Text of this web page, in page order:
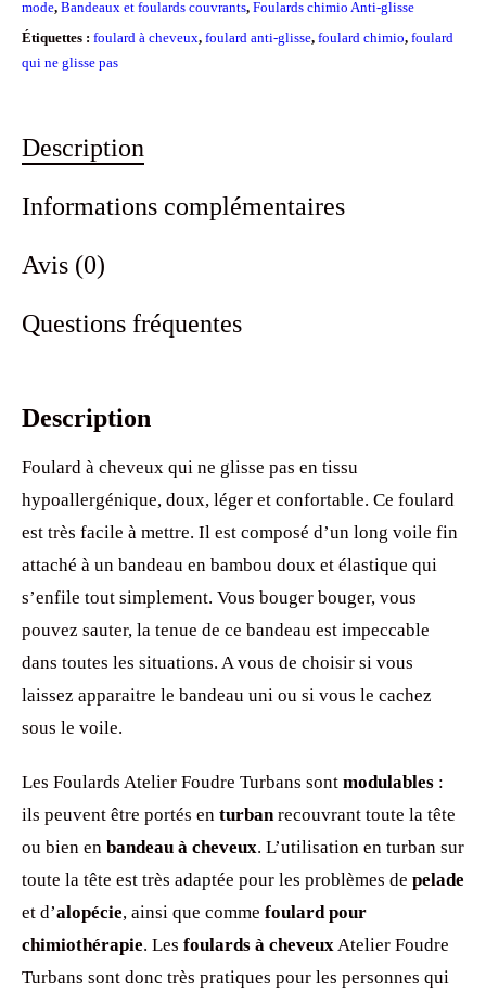
mode, Bandeaux et foulards couvrants, Foulards chimio Anti-glisse
Étiquettes : foulard à cheveux, foulard anti-glisse, foulard chimio, foulard
qui ne glisse pas
Description
Informations complémentaires
Avis (0)
Questions fréquentes
Description
Foulard à cheveux qui ne glisse pas en tissu
hypoallergénique, doux, léger et confortable. Ce foulard
est très facile à mettre. Il est composé d’un long voile fin
attaché à un bandeau en bambou doux et élastique qui
s’enfile tout simplement. Vous bouger bouger, vous
pouvez sauter, la tenue de ce bandeau est impeccable
dans toutes les situations. A vous de choisir si vous
laissez apparaitre le bandeau uni ou si vous le cachez
sous le voile.
Les Foulards Atelier Foudre Turbans sont modulables :
ils peuvent être portés en turbanrecouvrant toute la tête
ou bien en bandeau à cheveux. L’utilisation en turban sur
toute la tête est très adaptée pour les problèmes de pelade
et d’alopécie, ainsi que comme foulard pour
chimiothérapie. Les foulards à cheveuxAtelier Foudre
Turbans sont donc très pratiques pour les personnes qui